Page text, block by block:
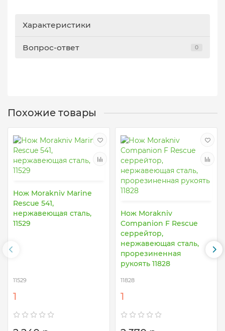
Характеристики
Вопрос-ответ 0
Похожие товары
Нож Morakniv Marine
Rescue 541,
нержавеющая сталь,
11529
11529
1
Нож Morakniv
Companion F Rescue
серрейтор,
нержавеющая сталь,
прорезиненная
рукоять 11828
11828
1